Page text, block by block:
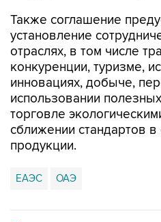
Также соглашение
установление
отраслях, в том числе
конкуренции, туризме,
инновациях, добыче,
использовании
торговле
сближении стандартов
продукции.
ЕАЭС ОАЭ